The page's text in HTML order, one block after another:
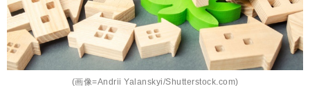
(画像=Andrii Yalanskyi/Shutterstock.com)